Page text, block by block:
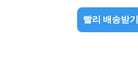
빨리 배송받기